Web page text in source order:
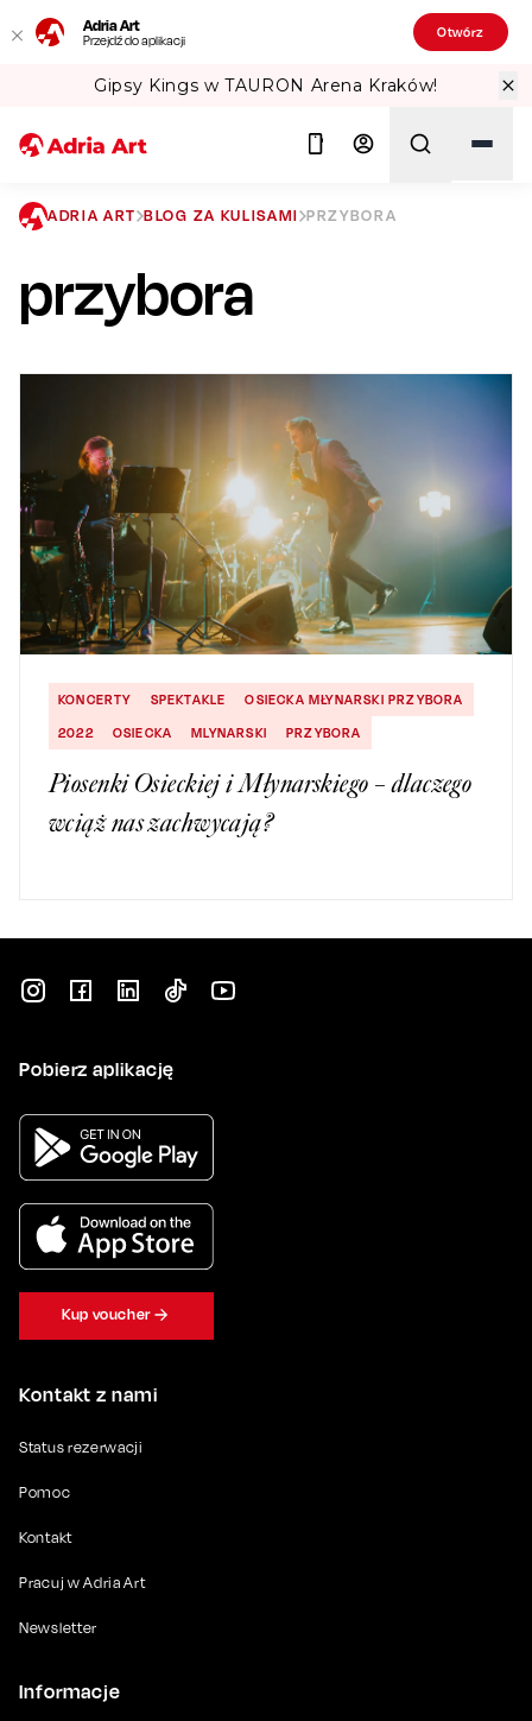
Adria Art
Przejdź do aplikacji Otwórz
Kraków! Sprawdź Teatralne Lato
ADRIA ART BLOG ZA KULISAMI PRZYBORA
przybora
KONCERTY SPEKTAKLE
OSIECKA MŁYNARSKI PRZYBORA
2022
OSIECKA MLYNARSKI PRZYBORA
Piosenki Osieckiej i Młynarskiego – dlaczego
wciąż nas zachwycają?
Kontakt z nami
Status rezerwacji
Pomoc
Kontakt
Pracuj w Adria Art
Newsletter
Informacje
Pobierz aplikację
Kup voucher